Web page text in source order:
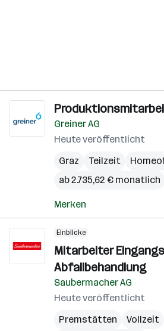
Greiner AG
Heute veröffentlicht
Graz
Teilzeit
ab 2.735,62 € monatlich
Merken
Einblicke
Mitarbeiter
Abfallbehandlung
Saubermacher AG
Heute veröffentlicht
Premstätten
Vollzeit